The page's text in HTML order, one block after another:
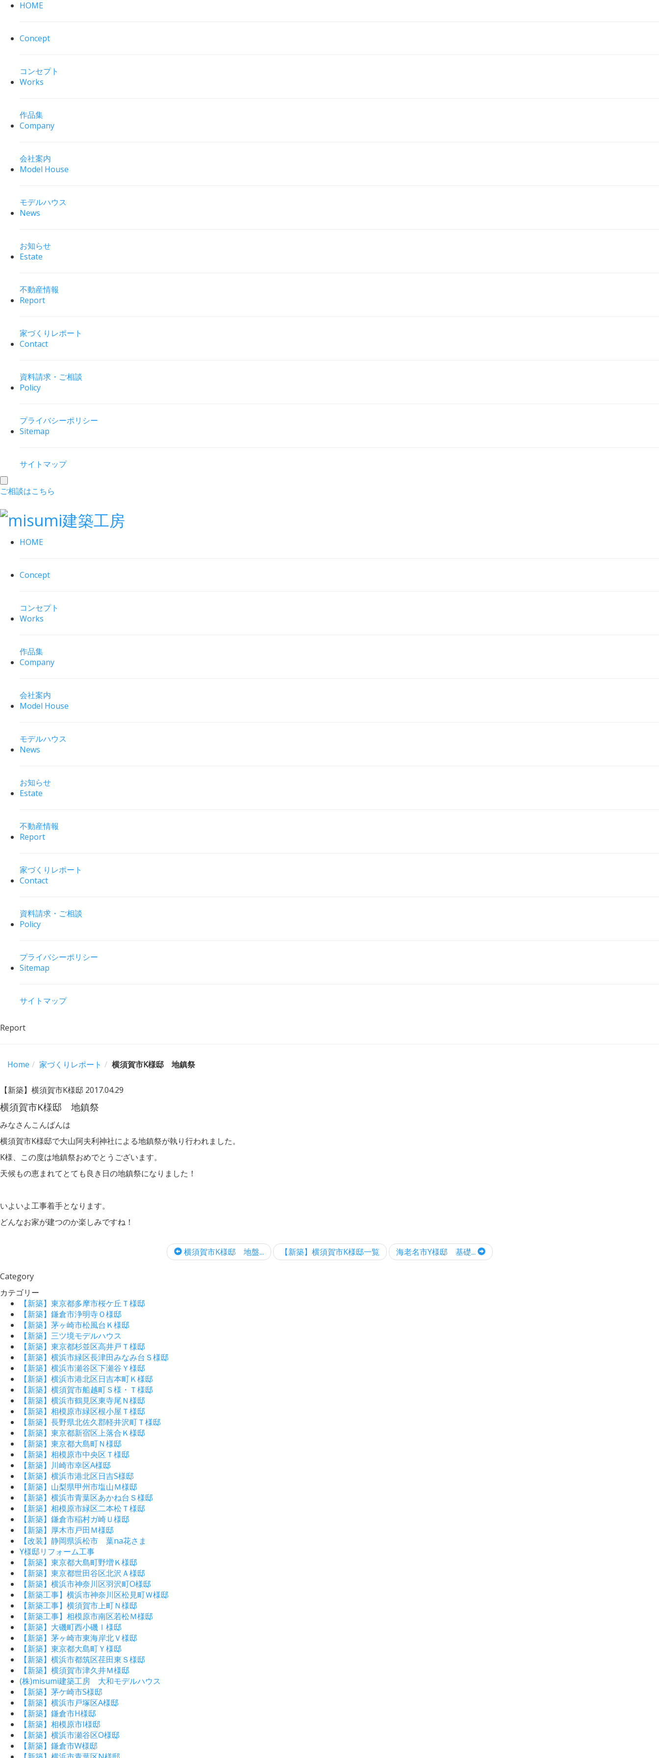
HOME
Concept
コンセプト
Works
作品集
Company
会社案内
Model House
モデルハウス
News
お知らせ
Estate
不動産情報
Report
家づくりレポート
Contact
資料請求・ご相談
Policy
プライバシーポリシー
Sitemap
サイトマップ
toggle
navigation
ご相談はこちら
HOME
Concept
コンセプト
Works
作品集
Company
会社案内
Model House
モデルハウス
News
お知らせ
Estate
不動産情報
Report
家づくりレポート
Contact
資料請求・ご相談
Policy
プライバシーポリシー
Sitemap
サイトマップ
Report
Home 家づくりレポート 横須賀市K様邸 地鎮祭
【新築】横須賀市K様邸 2017.04.29
横須賀市K様邸 地鎮祭
みなさんこんばんは
横須賀市K様邸で大山阿夫利神社による地鎮祭が執り行われました。
K様、この度は地鎮祭おめでとうございます。
天候もの恵まれてとても良き日の地鎮祭になりました！
いよいよ工事着手となります。
どんなお家が建つのか楽しみですね！
横須賀市K様邸 地盤... 【新築】横須賀市K様邸一覧 海老名市Y様邸 基礎...
Category
カテゴリー
【新築】東京都多摩市桜ケ丘Ｔ様邸
【新築】鎌倉市浄明寺Ｏ様邸
【新築】茅ヶ崎市松風台Ｋ様邸
【新築】三ツ境モデルハウス
【新築】東京都杉並区高井戸Ｔ様邸
【新築】横浜市緑区長津田みなみ台Ｓ様邸
【新築】横浜市瀬谷区下瀬谷Ｙ様邸
【新築】横浜市港北区日吉本町Ｋ様邸
【新築】横須賀市船越町Ｓ様・Ｔ様邸
【新築】横浜市鶴見区東寺尾Ｎ様邸
【新築】相模原市緑区根小屋Ｔ様邸
【新築】長野県北佐久郡軽井沢町Ｔ様邸
【新築】東京都新宿区上落合Ｋ様邸
【新築】東京都大島町Ｎ様邸
【新築】相模原市中央区Ｔ様邸
【新築】川崎市幸区A様邸
【新築】横浜市港北区日吉S様邸
【新築】山梨県甲州市塩山Ｍ様邸
【新築】横浜市青葉区あかね台Ｓ様邸
【新築】相模原市緑区二本松Ｔ様邸
【新築】鎌倉市稲村ガ崎Ｕ様邸
【新築】厚木市戸田Ｍ様邸
【改装】静岡県浜松市 葉na花さま
Y様邸リフォーム工事
【新築】東京都大島町野増Ｋ様邸
【新築】東京都世田谷区北沢Ａ様邸
【新築】横浜市神奈川区羽沢町O様邸
【新築工事】横浜市神奈川区松見町Ｗ様邸
【新築工事】横須賀市上町Ｎ様邸
【新築工事】相模原市南区若松Ｍ様邸
【新築】大磯町西小磯Ⅰ様邸
【新築】茅ヶ崎市東海岸北Ｖ様邸
【新築】東京都大島町Ｙ様邸
【新築】横浜市都筑区荏田東Ｓ様邸
【新築】横須賀市津久井Ｍ様邸
(株)misumi建築工房 大和モデルハウス
【新築】茅ケ崎市S様邸
【新築】横浜市戸塚区A様邸
【新築】鎌倉市H様邸
【新築】相模原市I様邸
【新築】横浜市瀬谷区O様邸
【新築】鎌倉市W様邸